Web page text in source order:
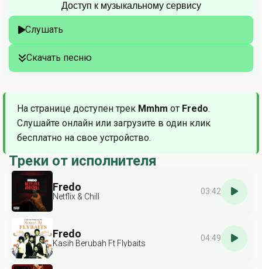
Доступ к музыкальному сервису
Слушать
Скачать песню
На странице доступен трек Mmhm от Fredo.
Слушайте онлайн или загрузите в один клик
бесплатно на свое устройство.
Треки от исполнителя
Fredo
Netflix & Chill
03:42
Fredo
Kasih Berubah Ft Flybaits
04:49